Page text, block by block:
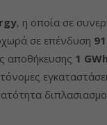
, η οποία σε
σε επένδυση
αποθήκευσης 1 GWh